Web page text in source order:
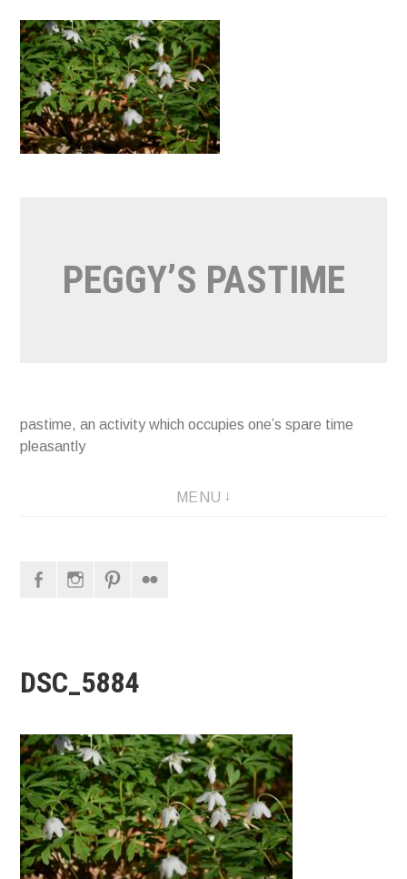
Naar
de
inhoud
springen
PEGGY’S PASTIME
pastime, an activity which occupies one’s spare time
pleasantly
MENU
FacebookInstagram
DSC_5884